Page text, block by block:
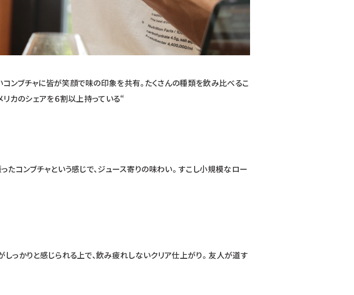
ンブチャに皆が笑顔で味の印象を共有。たくさんの種類を飲み比べるこ
カのシェアを６割以上持っている“
コンブチャという感じで、ジュース寄りの味わい。 すこし小規模なロー
っかりと感じられる上で、飲み疲れしないクリア仕上がり。 友人が道す